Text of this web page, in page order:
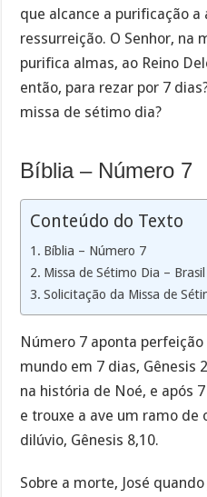
que alcance a purificação a
ressurreição. O Senhor, na
purifica almas, ao Reino
então, para rezar por 7
missa de sétimo dia?
Bíblia – Número 7
Conteúdo do Texto
Bíblia – Número 7
Missa de Sétimo Dia – Brasil
Solicitação da Missa de
Número 7 aponta
mundo em 7 dias, Gênesis
na história de Noé, e após
e trouxe a ave um ramo
dilúvio, Gênesis 8,10.
Sobre a morte, José